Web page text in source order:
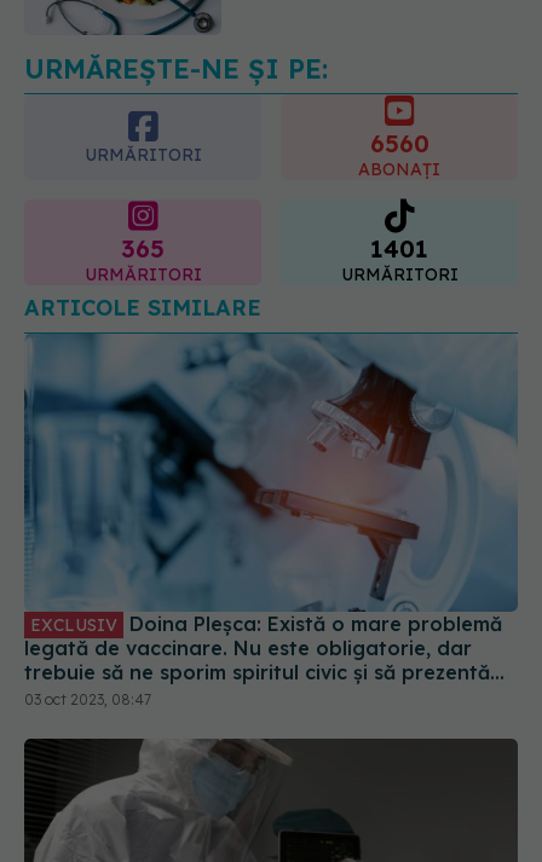
URMĂREȘTE-NE ȘI PE:
URMĂRITORI 6560
ABONAȚI
365
URMĂRITORI
1401
URMĂRITORI
ARTICOLE SIMILARE
EXCLUSIV
legată de vaccinare. Nu este obligatorie, dar
trebuie să ne sporim spiritul civic și să prezentăm
corect minusurile și plusurile fiecărui vaccin
03 oct 2023, 08:47